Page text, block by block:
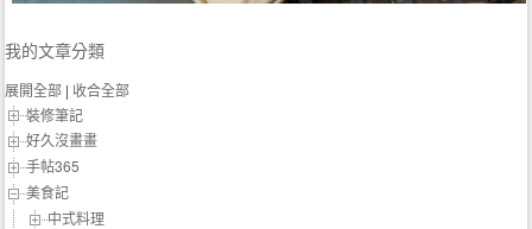
我的文章分類
展開全部 | 收合全部
裝修筆記
好久沒畫畫
手帖365
美食記
中式料理